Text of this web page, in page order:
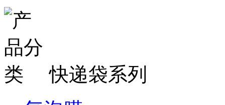
快递袋系列